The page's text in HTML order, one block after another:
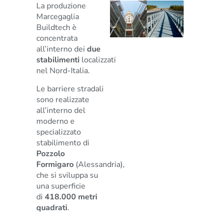
La produzione
Marcegaglia
Buildtech è
concentrata
all’interno dei due
stabilimenti localizzati
nel Nord-Italia.
Le barriere stradali
sono realizzate
all’interno del
moderno e
specializzato
stabilimento di
Pozzolo
Formigaro (Alessandria),
che si sviluppa su
una superficie
di 418.000 metri
quadrati.